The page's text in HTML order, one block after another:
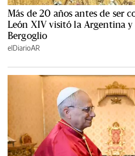
Más de 20 años antes de ser
León XIV visitó la Argentina
Bergoglio
elDiarioAR